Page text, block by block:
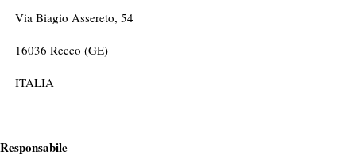
Via Biagio Assereto, 54
16036 Recco (GE)
ITALIA
Responsabile